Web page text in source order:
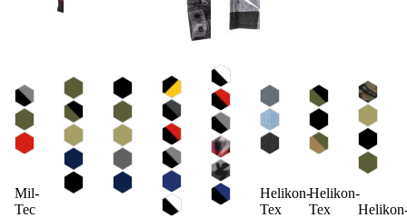
Mil-
Tec
Helikon-
Tex
Helikon-
Tex